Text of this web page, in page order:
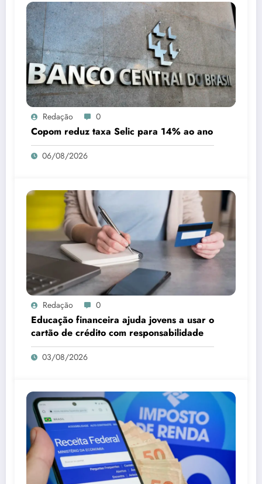
Redação 0
Copom reduz taxa Selic para 14% ao ano
06/08/2026
Redação 0
Educação financeira ajuda jovens a usar o
cartão de crédito com responsabilidade
03/08/2026